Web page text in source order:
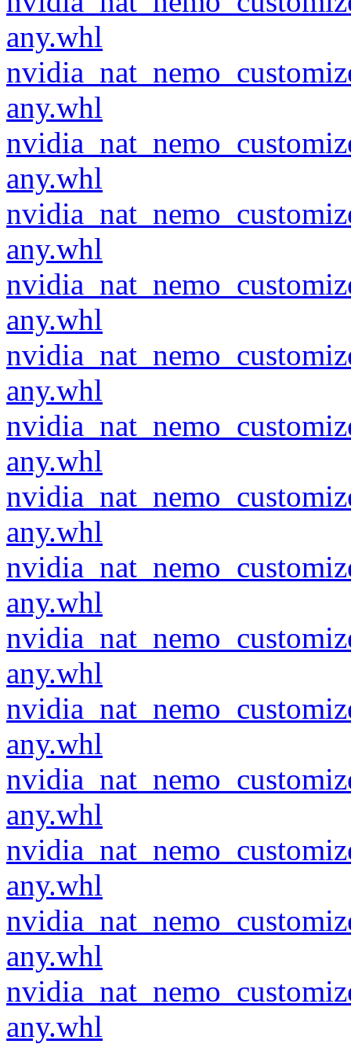
any.whl
any.whl
any.whl
any.whl
any.whl
any.whl
any.whl
any.whl
any.whl
any.whl
any.whl
any.whl
any.whl
any.whl
any.whl